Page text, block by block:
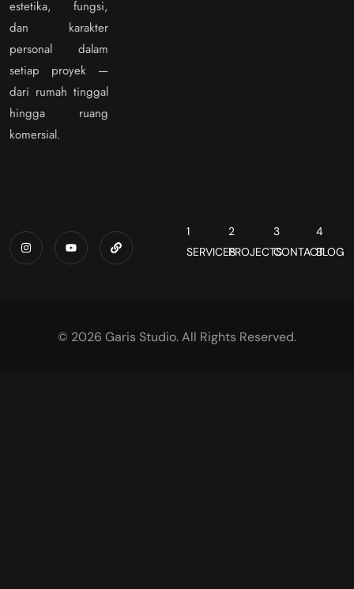
estetika, fungsi,
dan karakter
personal dalam
setiap proyek —
dari rumah tinggal
hingga ruang
komersial.
1
SERVICES
2
PROJECTS
3
CONTACT
4
BLOG
© 2026 Garis Studio. All Rights Reserved.